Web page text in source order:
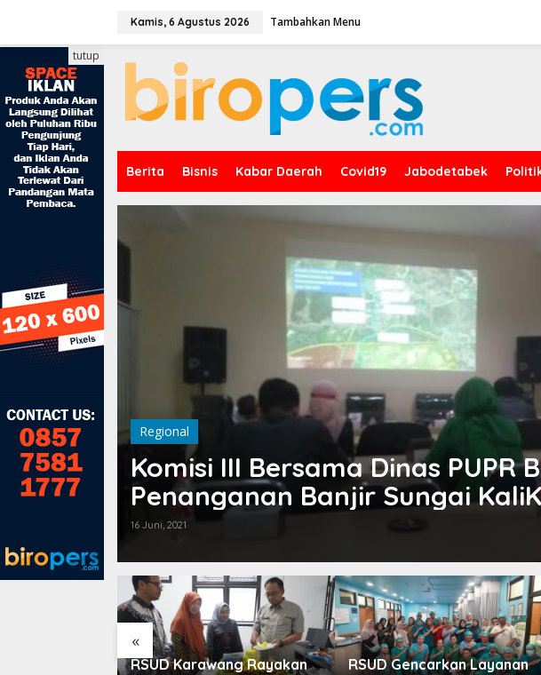
k
e
Kamis, 6 Agustus 2026 Tambahkan Menu
Berita Bisnis Kabar Daerah Covid19 Jabodetabek
tutup
Regional
Komisi III Bersama Dinas PUPR Bahas
Penanganan Banjir Sungai
16 Juni, 2021
«
RSUD Karawang Rayakan
RSUD Gencarkan Layanan